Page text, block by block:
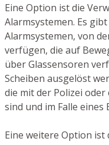
Eine Option ist die
Alarmsystemen. Es
Alarmsystemen, von
verfügen, die auf
über Glassensoren
Scheiben ausgelöst
die mit der Polizei
sind und im Falle eines
Eine weitere Option ist